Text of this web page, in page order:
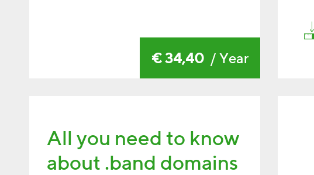
€ 34,40/ Year
All you need to know
about .band domains